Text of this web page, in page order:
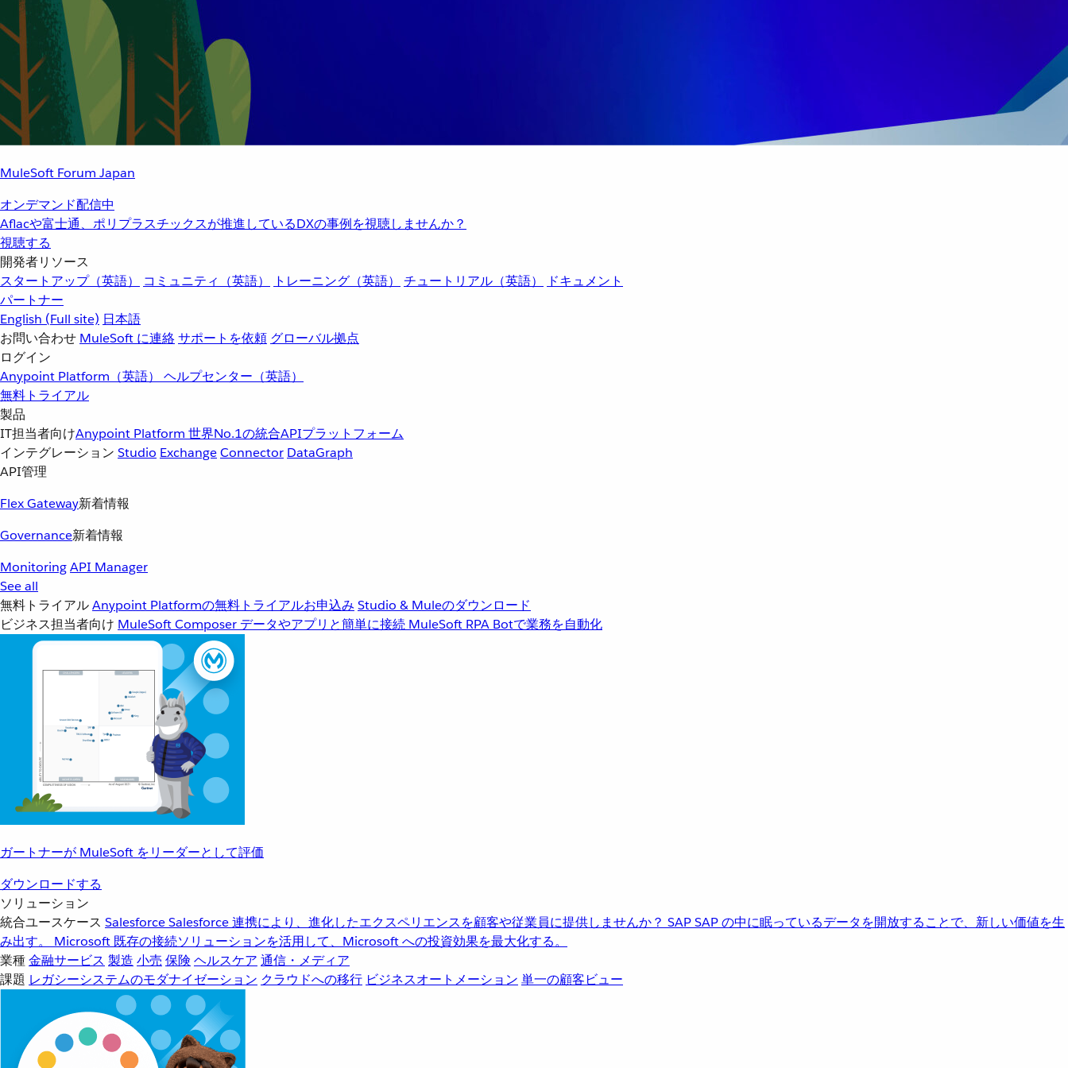
MuleSoft Forum Japan
オンデマンド配信中
Aflacや富士通、ポリプラスチックスが推進しているDXの事例を視聴しませんか？
視聴する
開発者リソース
スタートアップ（英語）
コミュニティ（英語） トレーニング（英語） チュートリアル（英語）
ドキュメント
パートナー
English (Full site) 日本語
お問い合わせ MuleSoft に連絡サポートを依頼 グローバル拠点
ログイン
Anypoint Platform（英語） ヘルプセンター（英語）
無料トライアル
製品
IT担当者向けAnypoint Platform 世界No.1の統合APIプラットフォーム
インテグレーション Studio ExchangeConnector DataGraph
API管理
Flex Gateway新着情報
Governance新着情報
MonitoringAPI Manager
See all
無料トライアルAnypoint Platformの無料トライアルお申込み Studio & Muleのダウンロード
ビジネス担当者向け MuleSoft Composer データやアプリと簡単に接続 MuleSoft RPA Botで業務を自動化
ガートナーが MuleSoft をリーダーとして評価
ダウンロードする
ソリューション
統合ユースケース SalesforceSalesforce 連携により、進化したエクスペリエンスを顧客や従業員に提供しませんか？ SAPSAP の中に眠っているデータを開放することで、新しい価値を生
み出す。
Microsoft 既存の接続ソリューションを活用して、Microsoft への投資効果を最大化する。
業種金融サービス 製造 小売 保険 ヘルスケア 通信・メディア
課題 レガシーシステムのモダナイゼーション クラウドへの移行 ビジネスオートメーション 単一の顧客ビュー